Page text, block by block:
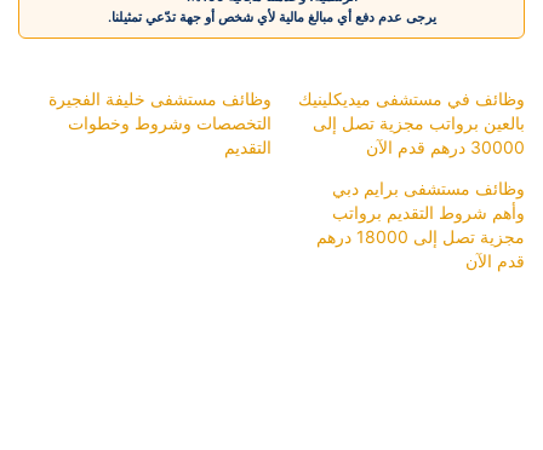
يرجى عدم دفع أي مبالغ مالية لأي شخص أو جهة تدّعي تمثيلنا.
وظائف في مستشفى ميديكلينيك
بالعين برواتب مجزية تصل إلى
30000 درهم قدم الآن
وظائف مستشفى خليفة الفجيرة
التخصصات وشروط وخطوات
التقديم
وظائف مستشفى برايم دبي
وأهم شروط التقديم برواتب
مجزية تصل إلى 18000 درهم
قدم الآن